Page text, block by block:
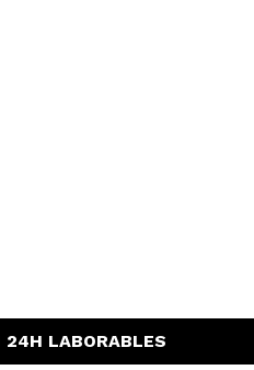
24H LABORABLES